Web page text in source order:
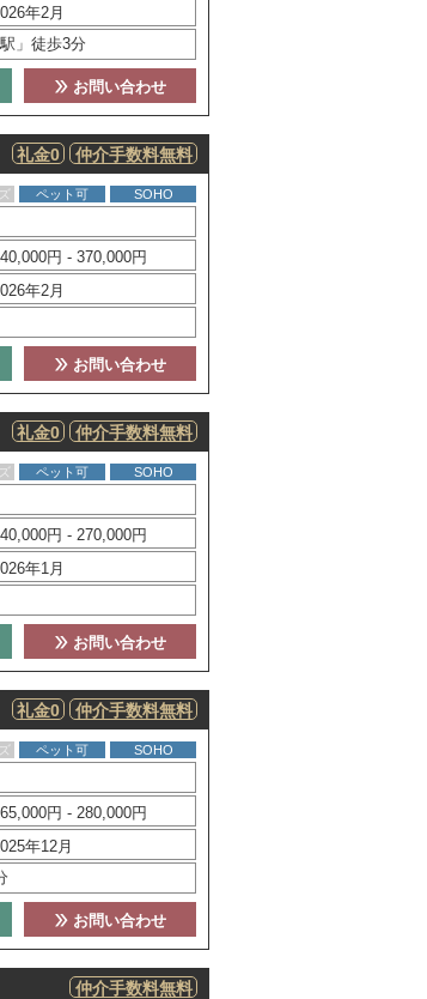
年2月
」徒歩3分
お問い合わせ
仲介手数料無料
礼金0
ペット可 SOHO
円 - 370,000円
年2月
お問い合わせ
仲介手数料無料
礼金0
ペット可 SOHO
円 - 270,000円
年1月
お問い合わせ
仲介手数料無料
礼金0
ペット可 SOHO
円 - 280,000円
年12月
お問い合わせ
仲介手数料無料